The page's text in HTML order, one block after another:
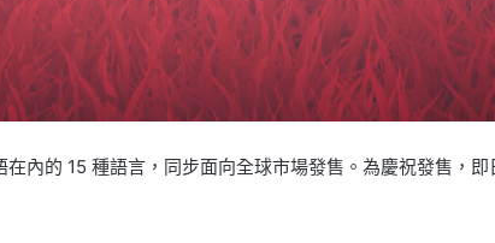
內的 15 種語言，同步面向全球市場發售。為慶祝發售，